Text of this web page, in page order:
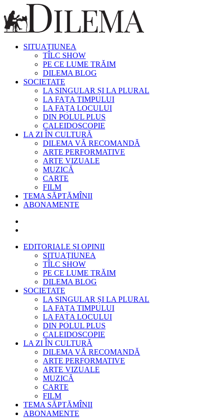
SITUAȚIUNEA
TÎLC SHOW
PE CE LUME TRĂIM
DILEMA BLOG
SOCIETATE
LA SINGULAR ȘI LA PLURAL
LA FAȚA TIMPULUI
LA FAȚA LOCULUI
DIN POLUL PLUS
CALEIDOSCOPIE
LA ZI ÎN CULTURĂ
DILEMA VĂ RECOMANDĂ
ARTE PERFORMATIVE
ARTE VIZUALE
MUZICĂ
CARTE
FILM
TEMA SĂPTĂMÎNII
ABONAMENTE
EDITORIALE ȘI OPINII
SITUAȚIUNEA
TÎLC SHOW
PE CE LUME TRĂIM
DILEMA BLOG
SOCIETATE
LA SINGULAR ȘI LA PLURAL
LA FAȚA TIMPULUI
LA FAȚA LOCULUI
DIN POLUL PLUS
CALEIDOSCOPIE
LA ZI ÎN CULTURĂ
DILEMA VĂ RECOMANDĂ
ARTE PERFORMATIVE
ARTE VIZUALE
MUZICĂ
CARTE
FILM
TEMA SĂPTĂMÎNII
ABONAMENTE